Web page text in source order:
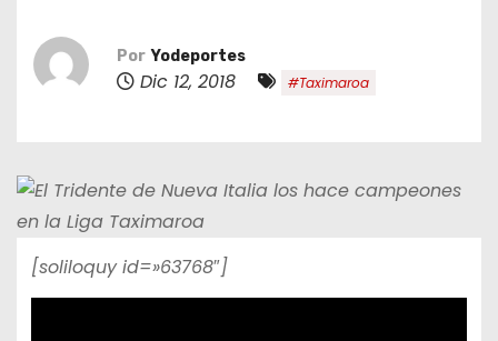
Por Yodeportes
Dic 12, 2018 #Taximaroa
[soliloquy id=»63768″]